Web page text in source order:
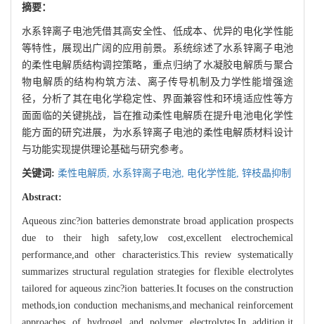
摘要：
水系锌离子电池凭借其高安全性、低成本、优异的电化学性能
等特性，展现出广阔的应用前景。系统综述了水系锌离子电池
的柔性电解质结构调控策略，重点归纳了水凝胶电解质与聚合
物电解质的结构构筑方法、离子传导机制及力学性能增强途
径，分析了其在电化学稳定性、界面兼容性和环境适应性等方
面面临的关键挑战，旨在推动柔性电解质在提升电池电化学性
能方面的研究进展，为水系锌离子电池的柔性电解质材料设计
与功能实现提供理论基础与研究参考。
关键词: 柔性电解质, 水系锌离子电池, 电化学性能, 锌枝晶抑制
Abstract:
Aqueous zinc?ion batteries demonstrate broad application prospects
due to their high safety,low cost,excellent electrochemical
performance,and other characteristics.This review systematically
summarizes structural regulation strategies for flexible electrolytes
tailored for aqueous zinc?ion batteries.It focuses on the construction
methods,ion conduction mechanisms,and mechanical reinforcement